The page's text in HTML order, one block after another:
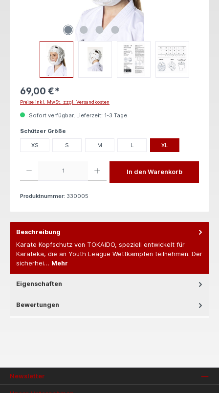
69,00 €*
Preise inkl. MwSt. zzgl. Versandkosten
Sofort verfügbar, Lieferzeit: 1-3 Tage
Schützer Größe
XS S M L XL
In den Warenkorb
Produktnummer: 330005
Beschreibung
Karate Kopfschutz von TOKAIDO, speziell entwickelt für
Karateka, die an Youth League Wettkämpfen teilnehmen. Der
sicherhei… Mehr
Eigenschaften
Bewertungen
Newsletter